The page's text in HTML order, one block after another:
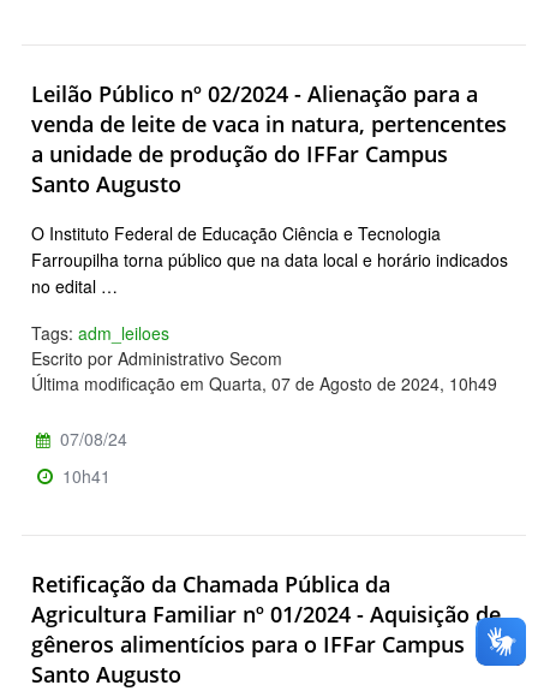
Leilão Público nº 02/2024 - Alienação para a
venda de leite de vaca in natura, pertencentes
a unidade de produção do IFFar Campus
Santo Augusto
O Instituto Federal de Educação Ciência e Tecnologia
Farroupilha torna público que na data local e horário indicados
no edital …
Tags: adm_leiloes
Escrito por Administrativo Secom
Última modificação em Quarta, 07 de Agosto de 2024, 10h49
07/08/24
10h41
Retificação da Chamada Pública da
Agricultura Familiar nº 01/2024 - Aquisição de
gêneros alimentícios para o IFFar Campus
Santo Augusto